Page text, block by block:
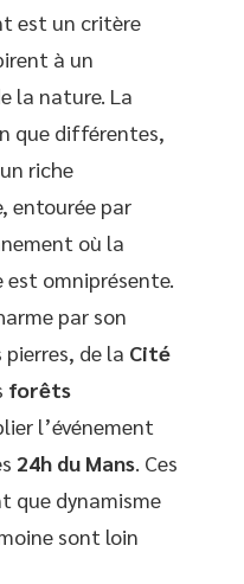
est un critère
à un
la nature. La
que différentes,
riche
entourée par
où la
omniprésente.
par son
pierres, de la Cité
forêts
l’événement
24h du Mans . Ces
que dynamisme
sont loin